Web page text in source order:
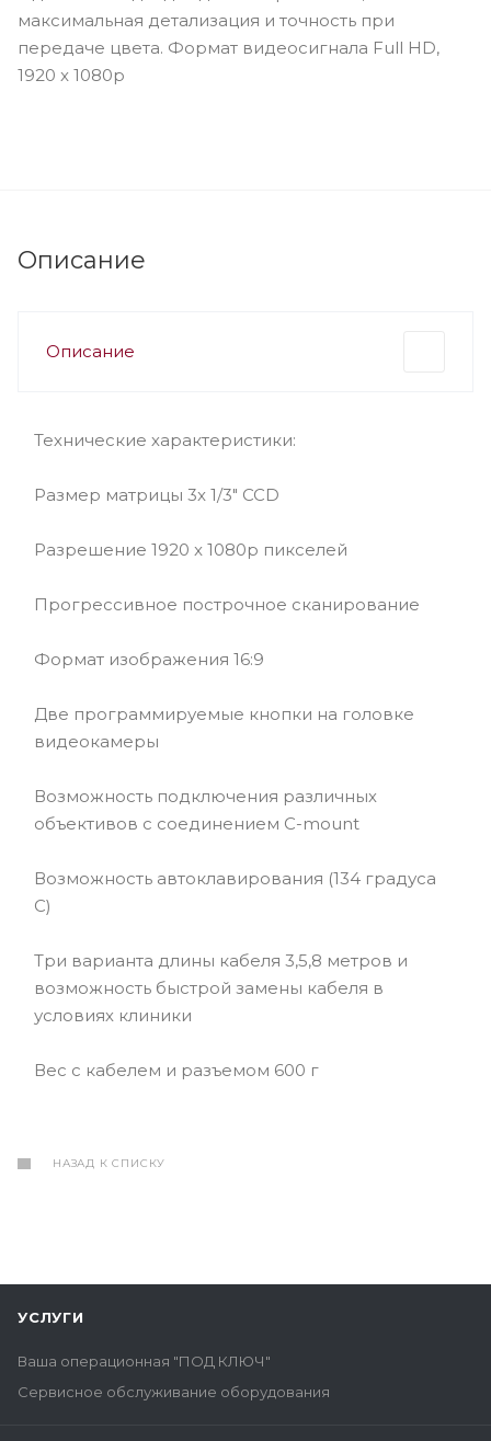
максимальная детализация и точность при
передаче цвета. Формат видеосигнала Full HD,
1920 x 1080p
Описание
Описание
Технические характеристики:
Размер матрицы 3x 1/3" CCD
Разрешение 1920 x 1080p пикселей
Прогрессивное построчное сканирование
Формат изображения 16:9
Две программируемые кнопки на головке
видеокамеры
Возможность подключения различных
объективов с соединением C-mount
Возможность автоклавирования (134 градуса
C)
Три варианта длины кабеля 3,5,8 метров и
возможность быстрой замены кабеля в
условиях клиники
Вес с кабелем и разъемом 600 г
НАЗАД К СПИСКУ
УСЛУГИ
Ваша операционная "ПОД КЛЮЧ"
Сервисное обслуживание оборудования